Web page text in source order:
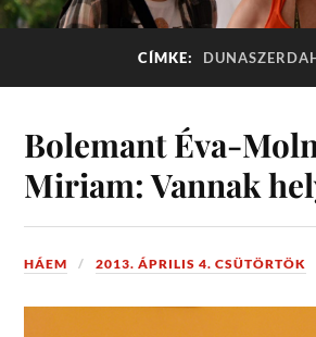
CÍMKE:
Bolemant Éva-
Miriam: Vannak
HÁEM 2013. ÁPRILIS 4. CSÜTÖRTÖK